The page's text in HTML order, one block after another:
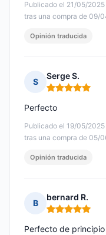
Publicado el 21/05/2025
tras una compra de 09/
Opinión traducida
S
Serge S.
Nota: 5 de 5
Publicado el 19/05/
tras una compra de 05/
Perfecto
Opinión traducida
B
bernard R.
Nota: 5 de 5
Perfecto de